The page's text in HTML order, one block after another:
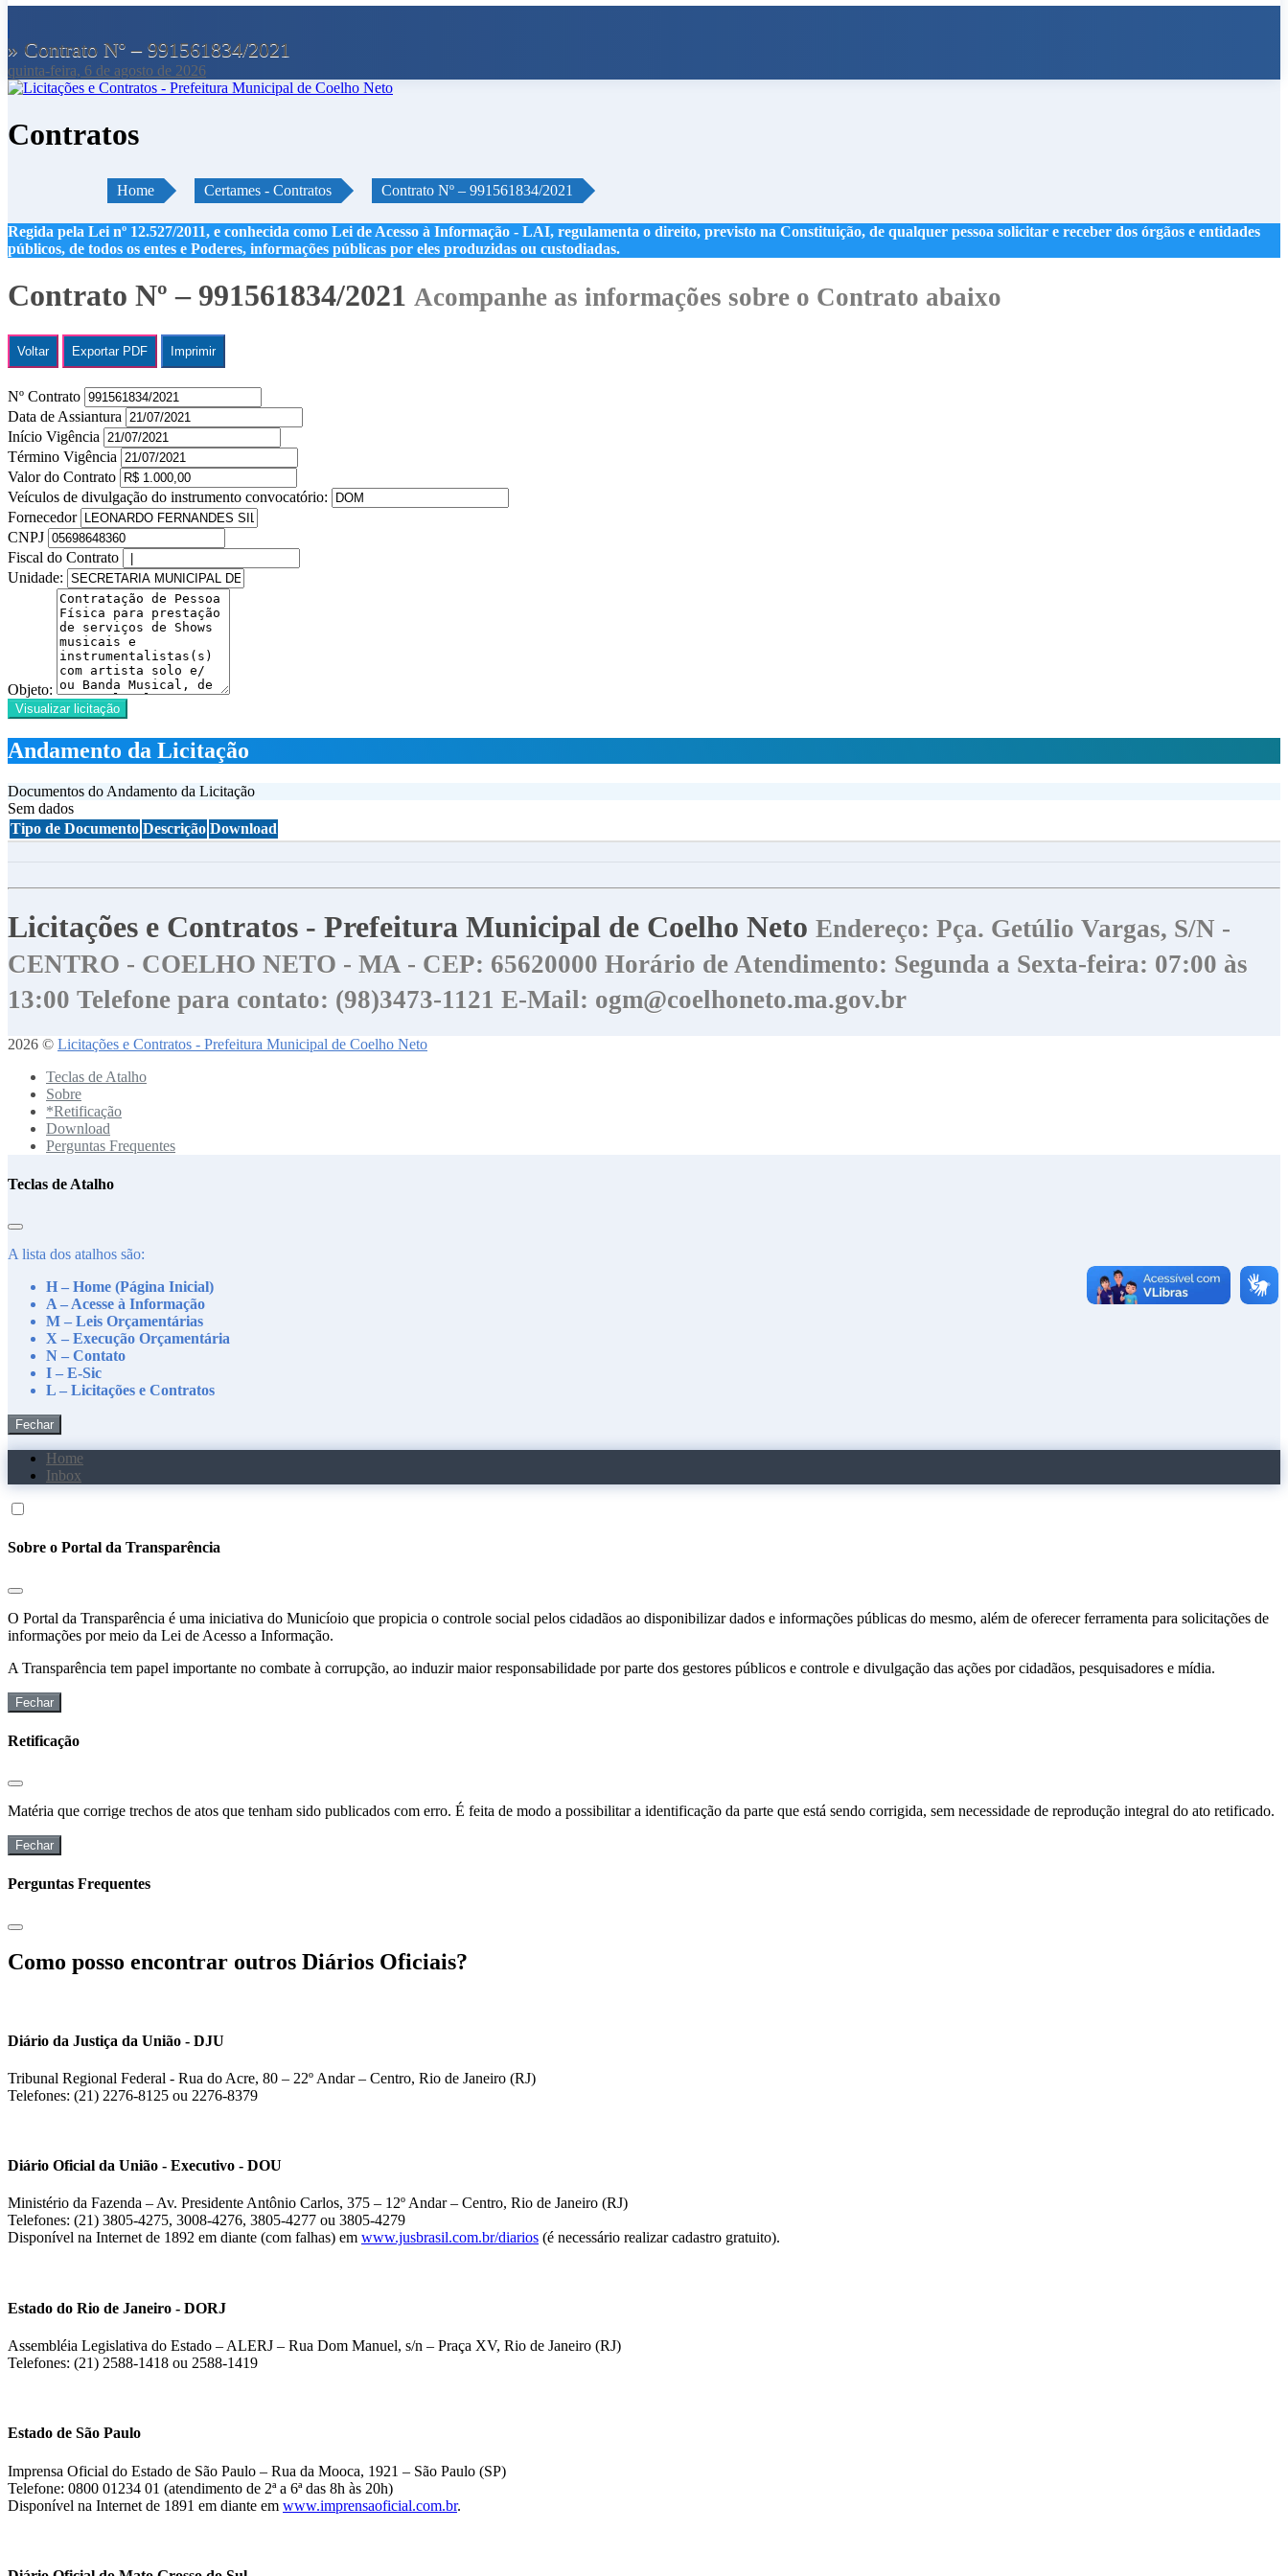
» Contrato Nº – 991561834/2021
quinta-feira, 6 de agosto de 2026
Contratos
Home Certames - Contratos Contrato Nº – 991561834/2021
Regida pela Lei nº 12.527/2011, e conhecida como Lei de Acesso à Informação - LAI, regulamenta o direito, previsto na Constituição, de qualquer pessoa solicitar e receber dos órgãos e entidades
públicos, de todos os entes e Poderes, informações públicas por eles produzidas ou custodiadas.
Contrato Nº – 991561834/2021 Acompanhe as informações sobre o Contrato abaixo
Voltar Exportar PDF Imprimir
Nº Contrato
Data de Assiantura
Início Vigência
Término Vigência
Valor do Contrato
Veículos de divulgação do instrumento convocatório:
Fornecedor
CNPJ
Fiscal do Contrato
Unidade:
Objeto:
Visualizar licitação
Andamento da Licitação
Documentos do Andamento da Licitação
Sem dados
Tipo de Documento Descrição Download
Licitações e Contratos - Prefeitura Municipal de Coelho Neto Endereço: Pça. Getúlio Vargas, S/N -
CENTRO - COELHO NETO - MA - CEP: 65620000 Horário de Atendimento: Segunda a Sexta-feira: 07:00 às
13:00 Telefone para contato: (98)3473-1121 E-Mail: ogm@coelhoneto.ma.gov.br
2026 © Licitações e Contratos - Prefeitura Municipal de Coelho Neto
Teclas de Atalho
Sobre
*Retificação
Download
Perguntas Frequentes
Teclas de Atalho
A lista dos atalhos são:
H – Home (Página Inicial)
A – Acesse à Informação
M – Leis Orçamentárias
X – Execução Orçamentária
N – Contato
I – E-Sic
L – Licitações e Contratos
Fechar
Home
Inbox
Sobre o Portal da Transparência
O Portal da Transparência é uma iniciativa do Municíoio que propicia o controle social pelos cidadãos ao disponibilizar dados e informações públicas do mesmo, além de oferecer ferramenta para solicitações de
informações por meio da Lei de Acesso a Informação.
A Transparência tem papel importante no combate à corrupção, ao induzir maior responsabilidade por parte dos gestores públicos e controle e divulgação das ações por cidadãos, pesquisadores e mídia.
Fechar
Retificação
Matéria que corrige trechos de atos que tenham sido publicados com erro. É feita de modo a possibilitar a identificação da parte que está sendo corrigida, sem necessidade de reprodução integral do ato retificado.
Fechar
Perguntas Frequentes
Como posso encontrar outros Diários Oficiais?
Diário da Justiça da União - DJU
Tribunal Regional Federal - Rua do Acre, 80 – 22º Andar – Centro, Rio de Janeiro (RJ)
Telefones: (21) 2276-8125 ou 2276-8379
Diário Oficial da União - Executivo - DOU
Ministério da Fazenda – Av. Presidente Antônio Carlos, 375 – 12º Andar – Centro, Rio de Janeiro (RJ)
Telefones: (21) 3805-4275, 3008-4276, 3805-4277 ou 3805-4279
Disponível na Internet de 1892 em diante (com falhas) em www.jusbrasil.com.br/diarios (é necessário realizar cadastro gratuito).
Estado do Rio de Janeiro - DORJ
Assembléia Legislativa do Estado – ALERJ – Rua Dom Manuel, s/n – Praça XV, Rio de Janeiro (RJ)
Telefones: (21) 2588-1418 ou 2588-1419
Estado de São Paulo
Imprensa Oficial do Estado de São Paulo – Rua da Mooca, 1921 – São Paulo (SP)
Telefone: 0800 01234 01 (atendimento de 2ª a 6ª das 8h às 20h)
Disponível na Internet de 1891 em diante em www.imprensaoficial.com.br.